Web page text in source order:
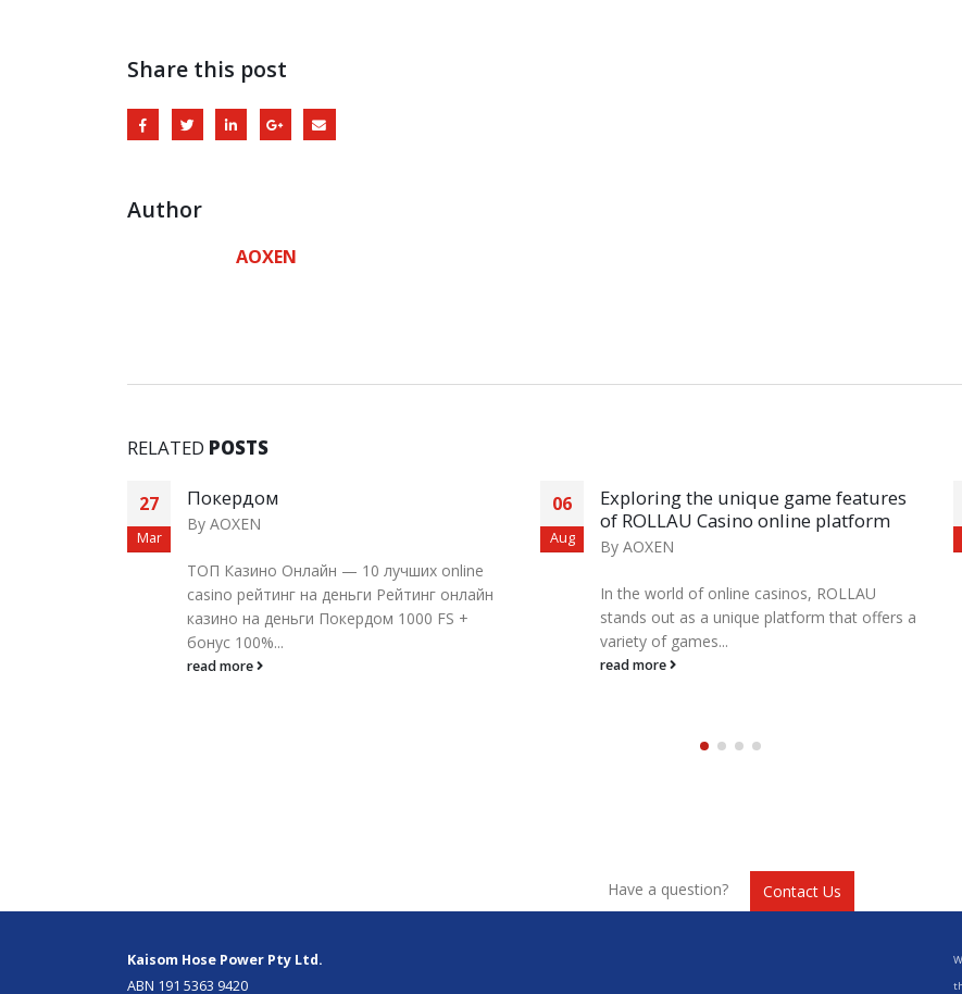
Share this post
Author
AOXEN
RELATED POSTS
27
Mar
Покердом
By AOXEN
ТОП Казино Онлайн — 10 лучших online
casino рейтинг на деньги Рейтинг онлайн
казино на деньги Покердом 1000 FS +
бонус 100%...
read more
06
Aug
Exploring the unique game features
of ROLLAU Casino online platform
By AOXEN
In the world of online casinos, ROLLAU
stands out as a unique platform that offers a
variety of games...
read more
Have a question? Contact Us
Kaisom Hose Power Pty Ltd.
ABN 191 5363 9420